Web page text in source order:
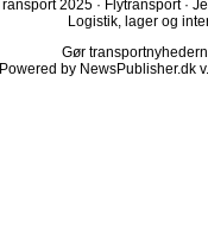
Transport 2025 · Flytransport ·
Logistik, lager og
Gør
Powered by NewsPublisher.dk